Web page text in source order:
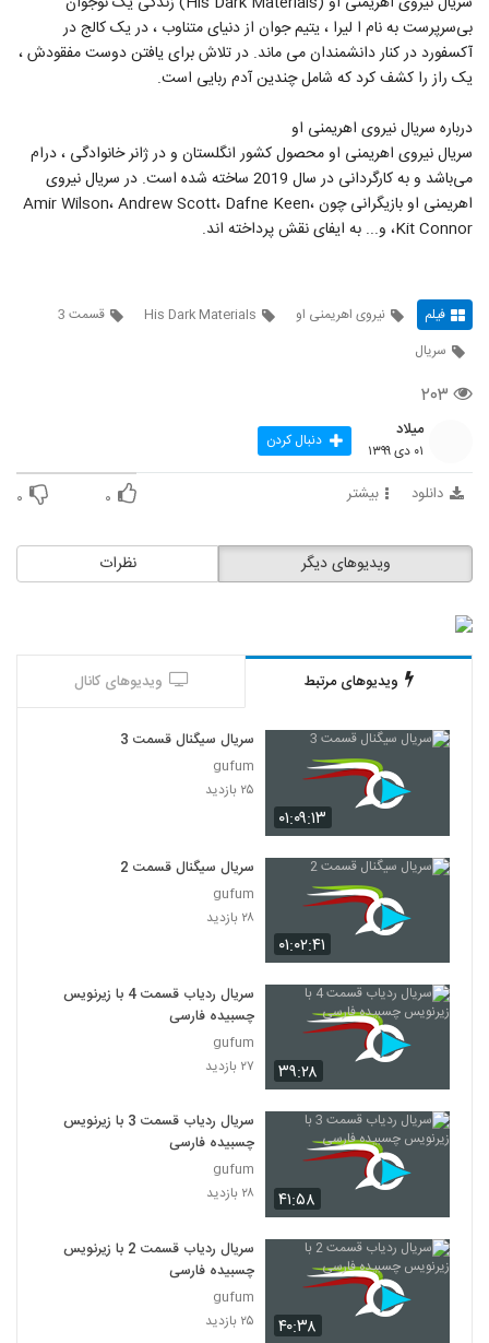
بی‌سرپرست به نام ا لیرا ، یتیم جوان از دنیای متناوب ، در یک کالج در
آکسفورد در کنار دانشمندان می ماند. در تلاش برای یافتن دوست مفقودش ،
یک راز را کشف کرد که شامل چندین آدم ربایی است.
درباره سریال نیروی اهریمنی او
سریال نیروی اهریمنی او محصول کشور انگلستان و در ژانر خانوادگی ، درام
می‌باشد و به کارگردانی در سال 2019 ساخته شده است. در سریال نیروی
اهریمنی او بازیگرانی چون Amir Wilson، Andrew Scott، Dafne Keen،
Kit Connor، و... به ایفای نقش پرداخته اند.
فیلم نیروی اهریمنی او His Dark Materials
قسمت 3
سریال
۲۰۳
میلاد
۰۱ دی ۱۳۹۹ دنبال کردن
دانلود بیشتر ۰ ۰
نظرات ویدیوهای دیگر
ویدیوهای مرتبط ویدیوهای کانال
۰۱:۰۹:۱۳
سریال سیگنال قسمت 3
gufum
۲۵ بازدید
۰۱:۰۲:۴۱
سریال سیگنال قسمت 2
gufum
۲۸ بازدید
۳۹:۲۸
سریال ردیاب قسمت 4 با زیرنویس
چسبیده فارسی
gufum
۲۷ بازدید
۴۱:۵۸
سریال ردیاب قسمت 3 با زیرنویس
چسبیده فارسی
gufum
۲۸ بازدید
۴۰:۳۸
سریال ردیاب قسمت 2 با زیرنویس
چسبیده فارسی
gufum
۲۵ بازدید